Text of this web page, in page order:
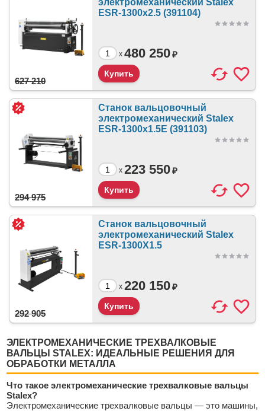
электромеханический Stalex
ESR-1300x2.5 (391104)
x
627 210
480 250₽
Станок вальцовочный
электромеханический Stalex
ESR-1300x1.5E (391103)
x
294 975
223 550₽
Станок вальцовочный
электромеханический Stalex
ESR-1300X1.5
x
292 905
220 150₽
ЭЛЕКТРОМЕХАНИЧЕСКИЕ ТРЕХВАЛКОВЫЕ
ВАЛЬЦЫ STALEX: ИДЕАЛЬНЫЕ РЕШЕНИЯ ДЛЯ
ОБРАБОТКИ МЕТАЛЛА
Что такое электромеханические трехвалковые вальцы
Stalex?
Электромеханические трехвалковые вальцы — это машины,